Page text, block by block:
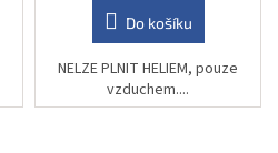
Do košíku
NELZE PLNIT HELIEM, pouze
vzduchem....